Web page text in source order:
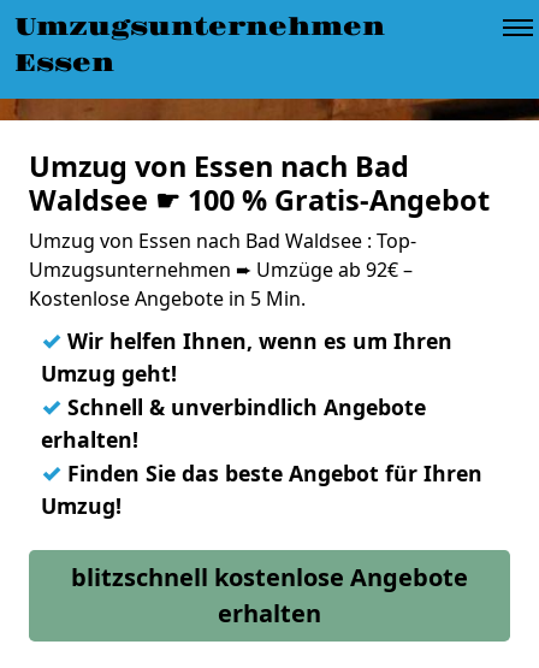
Umzugsunternehmen
Essen
Umzug von Essen nach Bad
Waldsee ☛ 100 % Gratis-Angebot
Umzug von Essen nach Bad Waldsee : Top-
Umzugsunternehmen ➨ Umzüge ab 92€ –
Kostenlose Angebote in 5 Min.
✓ Wir helfen Ihnen, wenn es um Ihren
Umzug geht!
✓ Schnell & unverbindlich Angebote
erhalten!
✓ Finden Sie das beste Angebot für Ihren
Umzug!
blitzschnell kostenlose Angebote
erhalten